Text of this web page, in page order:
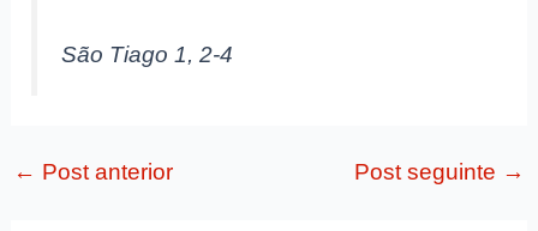
São Tiago 1, 2-4
← Post anterior Post seguinte →